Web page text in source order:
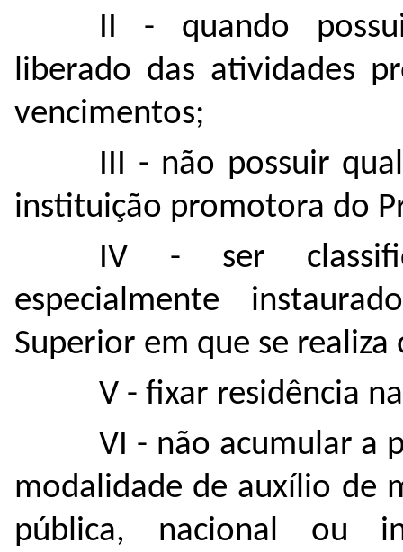
II - quando
liberado das atividades
vencimentos;
III - não possuir
instituição promotora do
IV - ser
especialmente
Superior em que se realiza
V - fixar residência
VI - não acumular a
modalidade de auxílio de
pública, nacional ou